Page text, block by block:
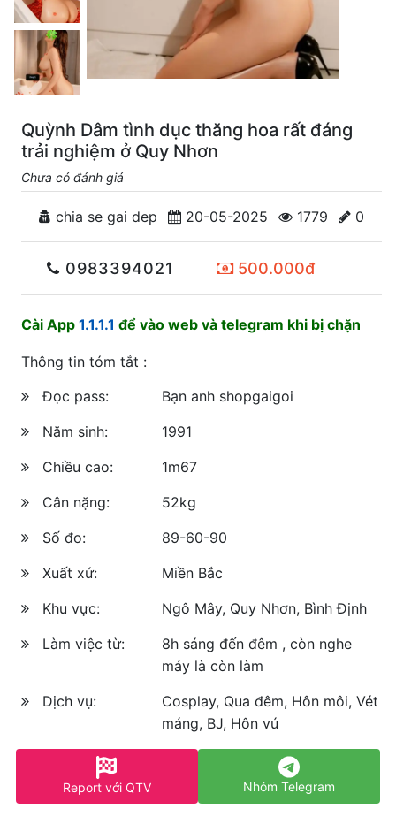
Quỳnh Dâm tình dục thăng hoa rất đáng
trải nghiệm ở Quy Nhơn
Chưa có đánh giá
chia se gai dep 20-05-2025 1779 0
0983394021 500.000đ
Cài App 1.1.1.1 để vào web và telegram khi bị chặn
Thông tin tóm tắt :
Đọc pass:
Bạn anh shopgaigoi
Năm sinh:
1991
Chiều cao:
1m67
Cân nặng:
52kg
Số đo:
89-60-90
Xuất xứ:
Miền Bắc
Khu vực:
Ngô Mây, Quy Nhơn, Bình Định
Làm việc từ:
8h sáng đến đêm , còn nghe
máy là còn làm
Dịch vụ:
Cosplay, Qua đêm, Hôn môi, Vét
máng, BJ, Hôn vú
Report với QTV Nhóm Telegram